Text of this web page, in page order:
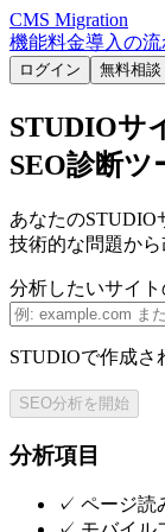
CMS Migration
機能料金導入の流
ログイン 無料相談
STUDIOサ
SEO診断ツ
あなたのSTUDIO
技術的な問題か
分析したいサイ
STUDIOで作成さ
SEO分析を開始
分析項目
✓ ページ読